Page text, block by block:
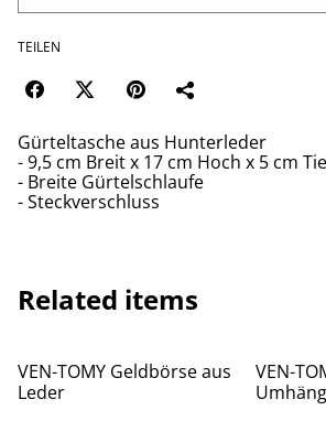
TEILEN
Gürteltasche aus Hunterleder
- 9,5 cm Breit x 17 cm Hoch x 5 cm
- Breite Gürtelschlaufe
- Steckverschluss
Related items
VEN-TOMY Geldbörse aus
Leder
VEN-